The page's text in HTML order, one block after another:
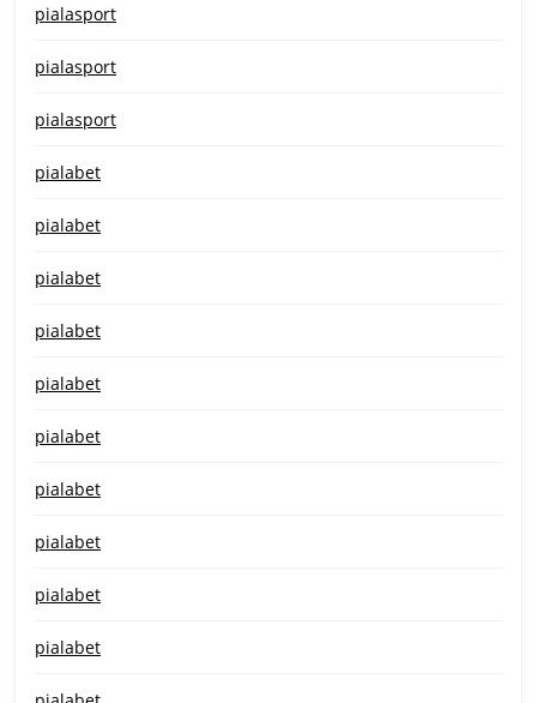
pialasport
pialasport
pialasport
pialabet
pialabet
pialabet
pialabet
pialabet
pialabet
pialabet
pialabet
pialabet
pialabet